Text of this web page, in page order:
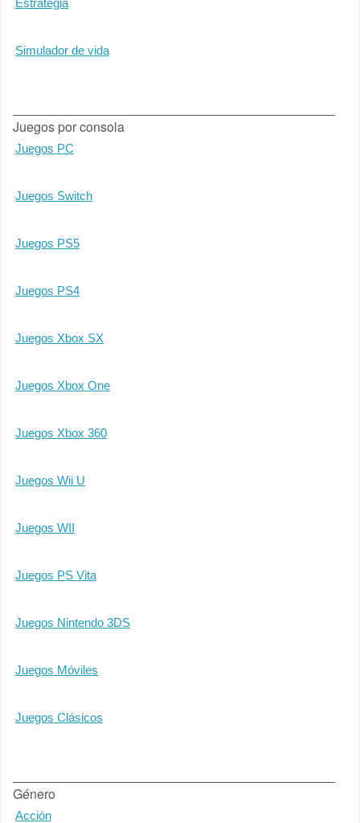
Estrategia
Simulador de vida
Juegos por consola
Juegos PC
Juegos Switch
Juegos PS5
Juegos PS4
Juegos Xbox SX
Juegos Xbox One
Juegos Xbox 360
Juegos Wii U
Juegos WII
Juegos PS Vita
Juegos Nintendo 3DS
Juegos Móviles
Juegos Clásicos
Género
Acción